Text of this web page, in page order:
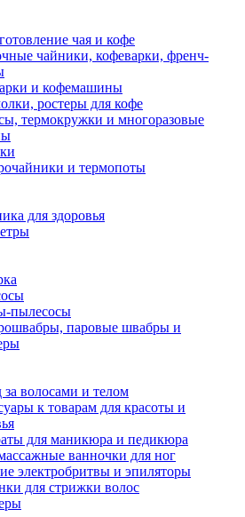
чая и кофе
чайники, кофеварки, френч-
и кофемашины
ростеры для кофе
термокружки и многоразовые
и термопоты
для здоровья
пылесосы
паровые швабры и
за волосами и телом
к товарам для красоты и
для маникюра и педикюра
ванночки для ног
электробритвы и эпиляторы
для стрижки волос